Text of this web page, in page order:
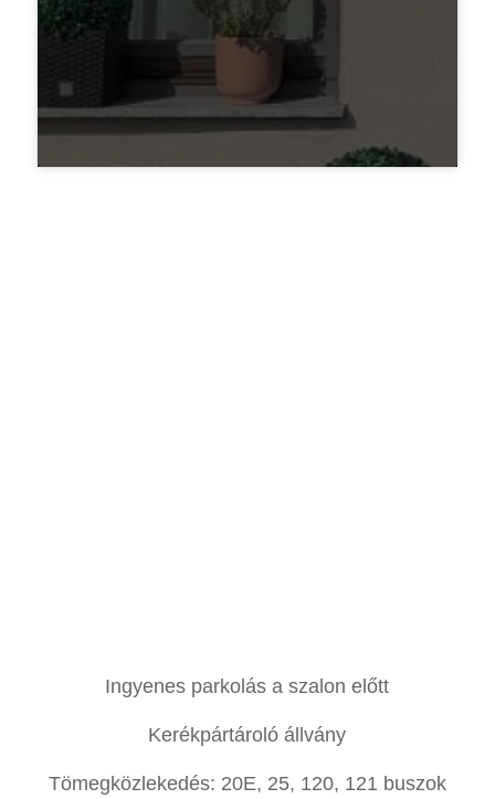
Ingyenes parkolás a szalon előtt
Kerékpártároló állvány
Tömegközlekedés: 20E, 25, 120, 121 buszok